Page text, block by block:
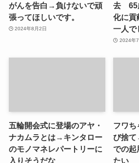
がんを告白→負けないで頑
張ってほしいです。
2024年8月2日
去 65
化に貢
一人で
2024年
五輪開会式に登場のアヤ・
ナカムラとは→キンタロー
のモノマネレパートリーに
入りそうだな
フワ
び捨
での起
たい